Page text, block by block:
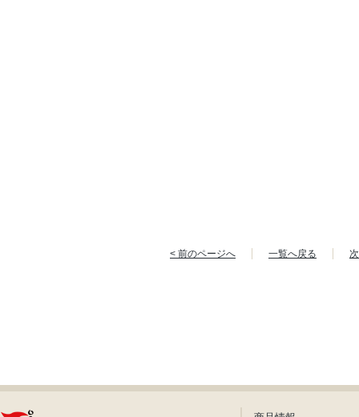
< 前のページへ 一覧へ戻る